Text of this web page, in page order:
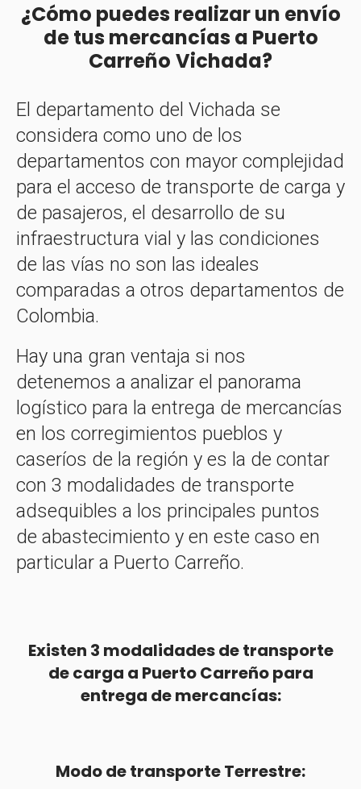
¿Cómo puedes realizar un envío
de tus mercancías a Puerto
Carreño Vichada?
El departamento del Vichada se
considera como uno de los
departamentos con mayor complejidad
para el acceso de transporte de carga y
de pasajeros, el desarrollo de su
infraestructura vial y las condiciones
de las vías no son las ideales
comparadas a otros departamentos de
Colombia.
Hay una gran ventaja si nos
detenemos a analizar el panorama
logístico para la entrega de mercancías
en los corregimientos pueblos y
caseríos de la región y es la de contar
con 3 modalidades de transporte
adsequibles a los principales puntos
de abastecimiento y en este caso en
particular a Puerto Carreño.
Existen 3 modalidades de transporte
de carga a Puerto Carreño para
entrega de mercancías:
Modo de transporte Terrestre: